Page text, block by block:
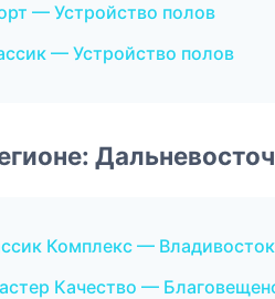
— Устройство полов
— Устройство полов
Комплекс — Владивосток
Качество —